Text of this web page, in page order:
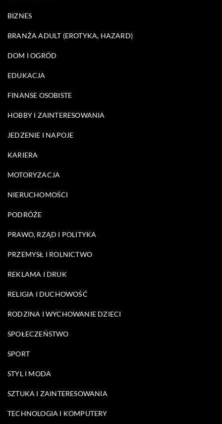
BIZNES
BRANŻA ADULT (EROTYKA, HAZARD)
DOM I OGRÓD
EDUKACJA
FINANSE OSOBISTE
HOBBY I ZAINTERESOWANIA
JEDZENIE I NAPOJE
KARIERA
MOTORYZACJA
NIERUCHOMOŚCI
PODRÓŻE
PRAWO, RZĄD I POLITYKA
PRZEMYSŁ I ROLNICTWO
REKLAMA I DRUK
RELIGIA I DUCHOWOŚĆ
RODZINA I WYCHOWANIE DZIECI
SPOŁECZEŃSTWO
SPORT
STYL I MODA
SZTUKA I ZAINTERESOWANIA
TECHNOLOGIA I KOMPUTERY